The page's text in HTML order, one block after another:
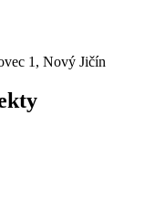
1, Nový Jičín